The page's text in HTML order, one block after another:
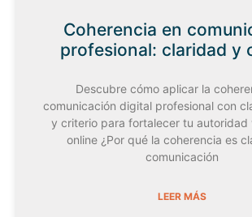
Coherencia en
profesional: claridad y
Descubre cómo aplicar la
comunicación digital profesional con
y criterio para fortalecer tu autoridad
online ¿Por qué la coherencia es
comunicación
LEER MÁS